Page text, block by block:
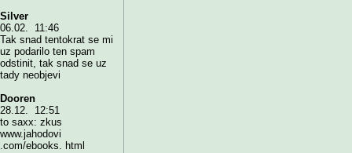
Silver
06.02. 11:46
Tak snad tentokrat se mi
uz podarilo ten spam
odstinit, tak snad se uz
tady neobjevi
Dooren
28.12. 12:51
to saxx: zkus
www.jahodovi
.com/ebooks. html